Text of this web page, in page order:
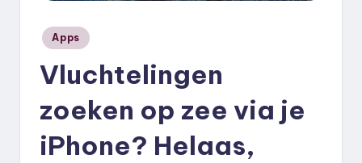
Geplaatst
in
Apps
Vluchtelingen
zoeken op zee via je
iPhone? Helaas,